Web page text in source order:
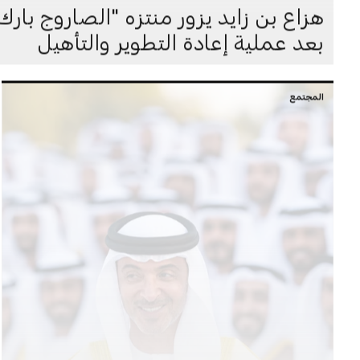
هزاع بن زايد يزور منتزه "الصاروج
بعد عملية إعادة التطوير والتأهيل
المجتمع